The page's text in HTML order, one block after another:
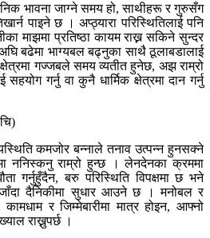
भावना जाग्ने समय हो, साथीहरू र गुरुसँग
पाइने छ । अप्ठ्यारा परिस्थितिलाई पनि
माझमा प्रतिष्ठा कायम राख्न सकिने सुन्दर
अघि बढेमा भाग्यबल बढ्नुका साथै ठूलाबडालाई
गज्जबले समय व्यतीत हुनेछ, अझ राम्रो
गर्नु वा कुनै धार्मिक क्षेत्रमा दान गर्नु
कमजोर बन्नाले तनाव उत्पन्न हुनसक्ने
ननिस्कनु राम्रो हुन्छ । लेनदेनका क्रममा
गर्नुहुँदैन, बरु परिस्थिति विपक्षमा छ भने
जाँदा दैनिकीमा सुधार आउने छ । मनोबल र
र जिम्मेबारीमा मात्र होइन, आफ्नो
राख्नुपर्छ ।